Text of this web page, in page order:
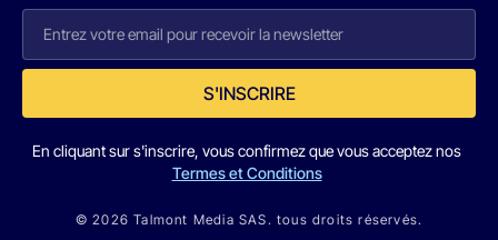
S'INSCRIRE
En cliquant sur s'inscrire, vous confirmez que vous acceptez nos
Termes et Conditions
© 2026 Talmont Media SAS. tous droits réservés.